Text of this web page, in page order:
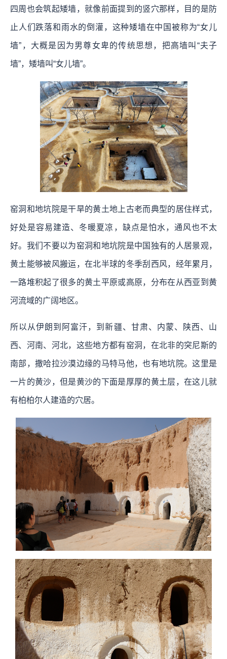
四周也会筑起矮墙，就像前面提到的竖穴那样，目的是防
止人们跌落和雨水的倒灌，这种矮墙在中国被称为“女儿
墙”，大概是因为男尊女卑的传统思想，把高墙叫“夫子
墙”，矮墙叫“女儿墙”。
窑洞和地坑院是干旱的黄土地上古老而典型的居住样式，
好处是容易建造、冬暖夏凉，缺点是怕水，通风也不太
好。我们不要以为窑洞和地坑院是中国独有的人居景观，
黄土能够被风搬运，在北半球的冬季刮西风，经年累月，
一路堆积起了很多的黄土平原或高原，分布在从西亚到黄
河流域的广阔地区。
所以从伊朗到阿富汗，到新疆、甘肃、内蒙、陕西、山
西、河南、河北，这些地方都有窑洞，在北非的突尼斯的
南部，撒哈拉沙漠边缘的马特马他，也有地坑院。这里是
一片的黄沙，但是黄沙的下面是厚厚的黄土层，在这儿就
有柏柏尔人建造的穴居。